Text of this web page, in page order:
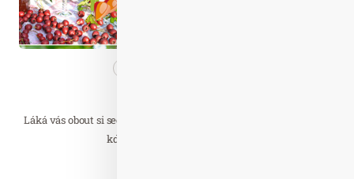
Láká vás obout si sedmimílové boty, které vás přivedou na místa,
kde voní bylinky, zelenají se…